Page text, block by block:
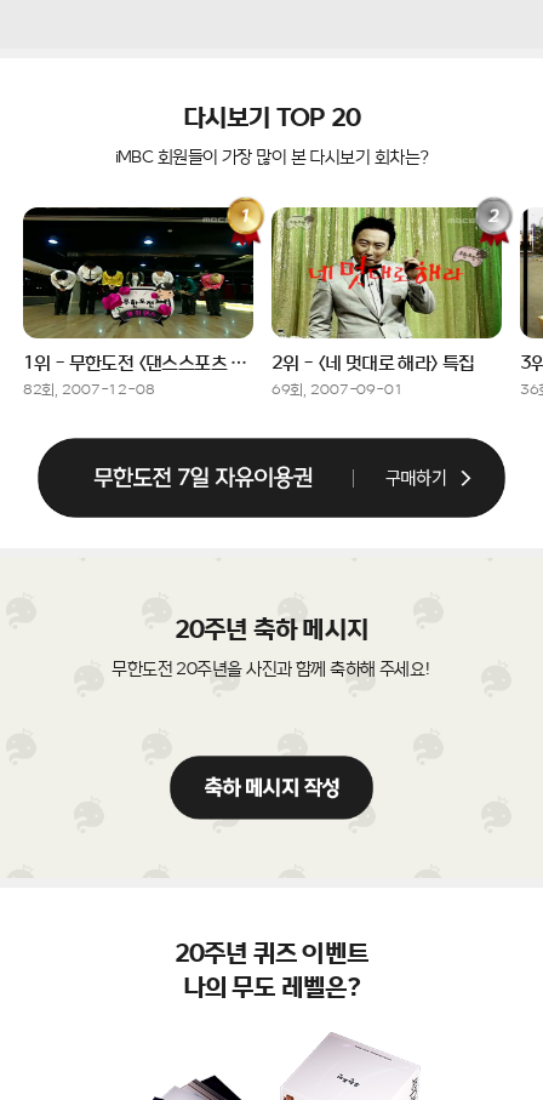
다시보기 TOP 20
iMBC 회원들이 가장 많이 본 다시보기 회차는?
1위 - 무한도전 <댄스스포츠 특집> 마지막 회
82회, 2007-12-08
2위 - <네 멋대로 해라> 특집
69회, 2007-09-01 36
20주년 축하 메시지
무한도전 20주년을 사진과 함께 축하해 주세요!
20주년 퀴즈 이벤트
나의 무도 레벨은?